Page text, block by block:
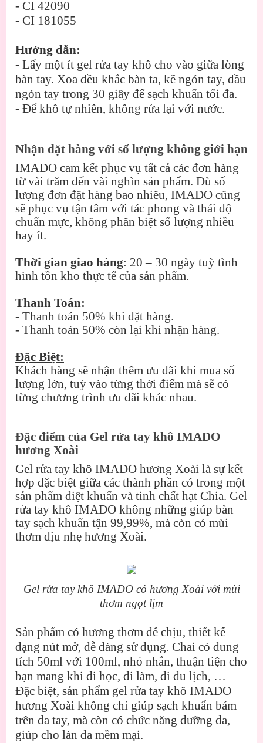
- CI 42090
- CI 181055
Hướng dẫn:
- Lấy một ít gel rửa tay khô cho vào giữa lòng
bàn tay. Xoa đều khắc bàn ta, kẽ ngón tay, đầu
ngón tay trong 30 giây để sạch khuẩn tối đa.
- Để khô tự nhiên, không rửa lại với nước.
Nhận đặt hàng với số lượng không giới hạn
IMADO cam kết phục vụ tất cả các đơn hàng
từ vài trăm đến vài nghìn sản phẩm. Dù số
lượng đơn đặt hàng bao nhiêu, IMADO cũng
sẽ phục vụ tận tâm với tác phong và thái độ
chuẩn mực, không phân biệt số lượng nhiều
hay ít.
Thời gian giao hàng: 20 – 30 ngày tuỳ tình
hình tồn kho thực tế của sản phẩm.
Thanh Toán:
- Thanh toán 50% khi đặt hàng.
- Thanh toán 50% còn lại khi nhận hàng.
Đặc Biệt:
Khách hàng sẽ nhận thêm ưu đãi khi mua số
lượng lớn, tuỳ vào từng thời điểm mà sẽ có
từng chương trình ưu đãi khác nhau.
Đặc điểm của Gel rửa tay khô IMADO
hương Xoài
Gel rửa tay khô IMADO hương Xoài là sự kết
hợp đặc biệt giữa các thành phần có trong một
sản phẩm diệt khuẩn và tinh chất hạt Chia. Gel
rửa tay khô IMADO không những giúp bàn
tay sạch khuẩn tận 99,99%, mà còn có mùi
thơm dịu nhẹ hương Xoài.
Gel rửa tay khô IMADO có hương Xoài với mùi
thơm ngọt lịm
Sản phẩm có hương thơm dễ chịu, thiết kế
dạng nút mở, dễ dàng sử dụng. Chai có dung
tích 50ml với 100ml, nhỏ nhắn, thuận tiện cho
bạn mang khi đi học, đi làm, đi du lịch, …
Đặc biệt, sản phẩm gel rửa tay khô IMADO
hương Xoài không chỉ giúp sạch khuẩn bám
trên da tay, mà còn có chức năng dưỡng da,
giúp cho làn da mềm mại.